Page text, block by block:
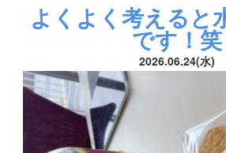
よくよく考えると
です！笑
2026.06.24(水)